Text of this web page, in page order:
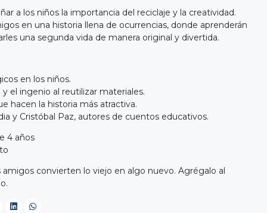
a los niños la importancia del reciclaje y la creatividad.
en una historia llena de ocurrencias, donde aprenderán
una segunda vida de manera original y divertida.
en los niños.
el ingenio al reutilizar materiales.
hacen la historia más atractiva.
y Cristóbal Paz, autores de cuentos educativos.
4 años
convierten lo viejo en algo nuevo. Agrégalo al